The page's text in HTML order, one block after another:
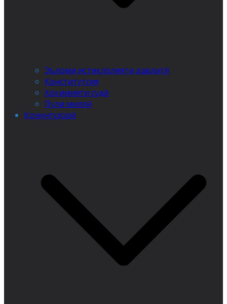
Эъломи истиқлолияти давлатӣ
Конститутсия
Ҳокимияти судӣ
Пули миллӣ
Қонунгузорӣ